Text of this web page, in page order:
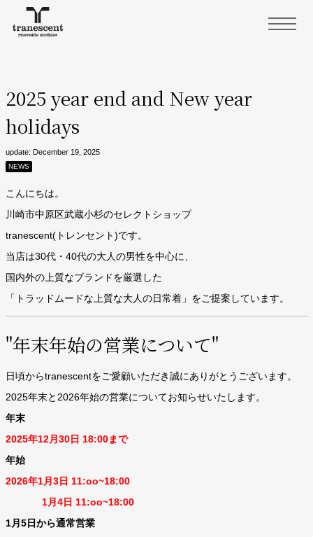
2025 year end and New year
holidays
update: December 19, 2025
NEWS
こんにちは。
川崎市中原区武蔵小杉のセレクトショップ
tranescent(トレンセント)です。
当店は30代・40代の大人の男性を中心に、
国内外の上質なブランドを厳選した
「トラッドムードな上質な大人の日常着」をご提案しています。
"年末年始の営業について"
日頃からtranescentをご愛顧いただき誠にありがとうございます。
2025年末と2026年始の営業についてお知らせいたします。
年末
2025年12月30日 18:00まで
年始
2026年1月3日 11:oo~18:00
1月4日 11:oo~18:00
1月5日から通常営業